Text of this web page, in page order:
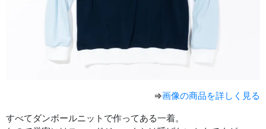
⇒画像の商品を詳しく見る
すべてダンボールニットで作ってある一着。